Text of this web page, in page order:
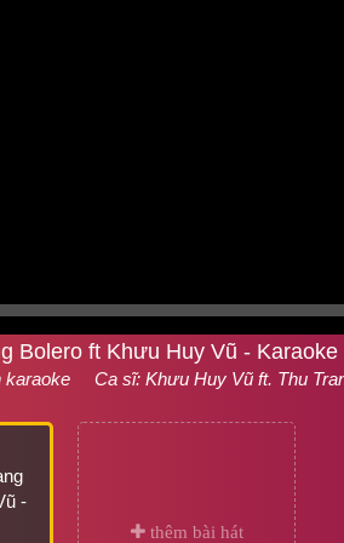
Bolero ft Khưu Huy Vũ - Karaoke
karaoke Ca sĩ: Khưu Huy Vũ ft. Thu